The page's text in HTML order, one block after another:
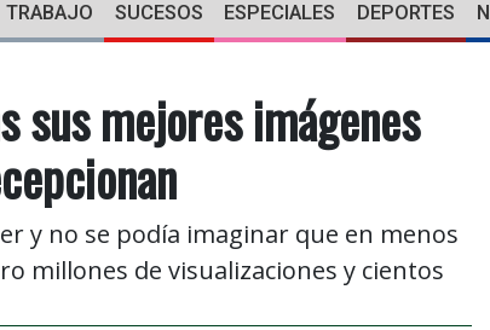
TRABAJO SUCESOS ESPECIALES DEPORTES
sus mejores imágenes
y no se podía imaginar que en menos
millones de visualizaciones y cientos